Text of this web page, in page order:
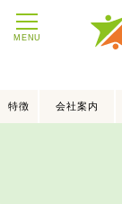
MENU
特徴 会社案内